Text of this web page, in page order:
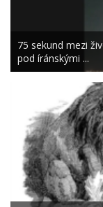
75 sekund mezi
pod íránskými ...